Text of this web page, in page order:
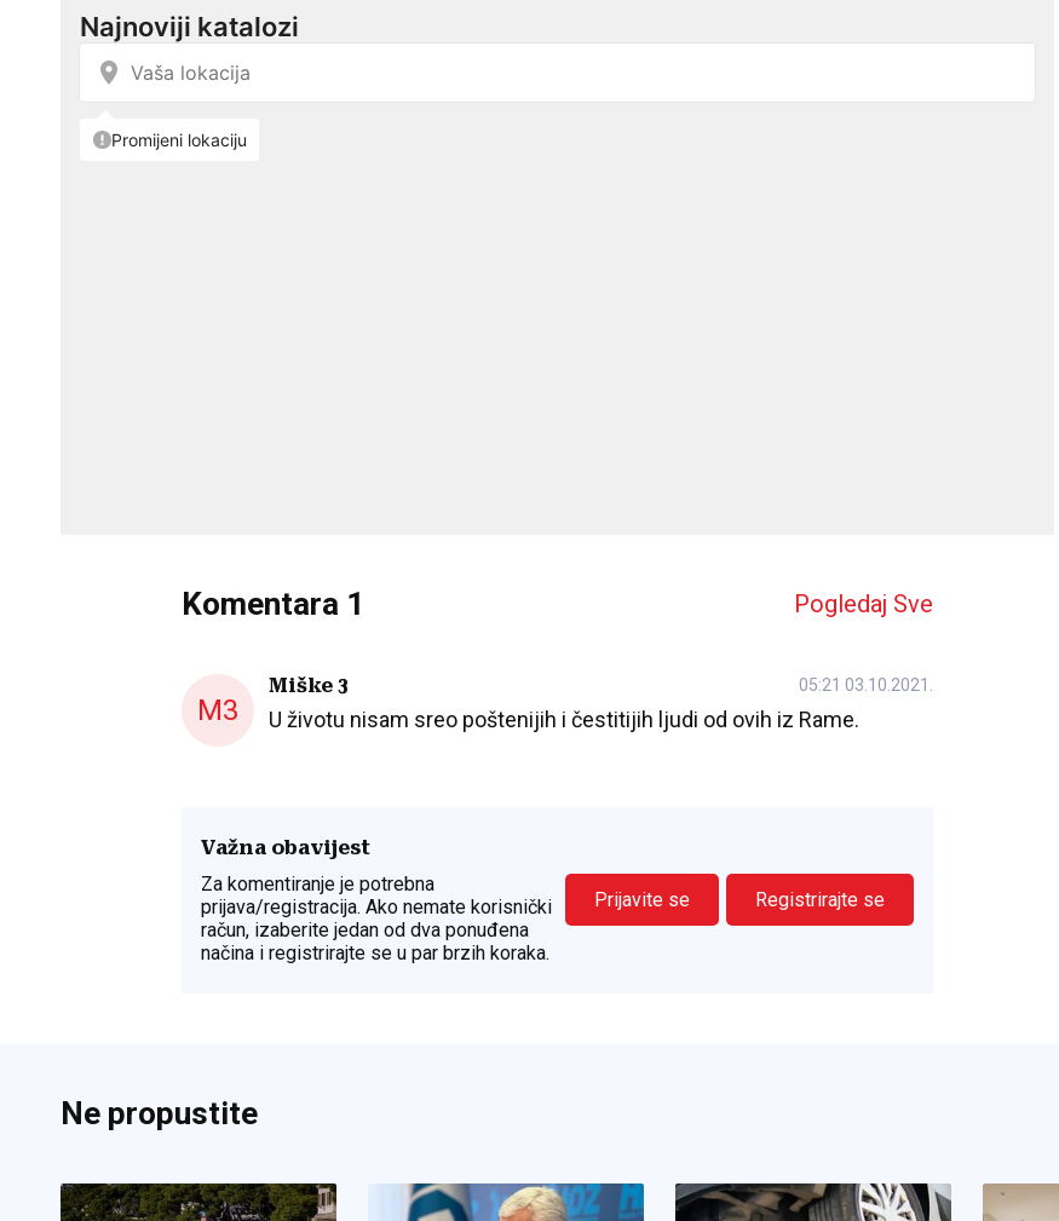
Komentara 1 Pogledaj Sve
M3
Miške 3 05:21 03.10.2021.
U životu nisam sreo poštenijih i čestitijih ljudi od ovih iz Rame.
Važna obavijest
Za komentiranje je potrebna
prijava/registracija. Ako nemate korisnički
račun, izaberite jedan od dva ponuđena
načina i registrirajte se u par brzih koraka.
Prijavite se Registrirajte se
Ne propustite